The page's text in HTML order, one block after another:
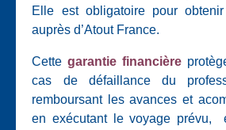
Elle est obligatoire pour obtenir
auprès d’Atout France.
Cettegarantie financière
cas de défaillance du
remboursant les avances et
en exécutant le voyage prévu,